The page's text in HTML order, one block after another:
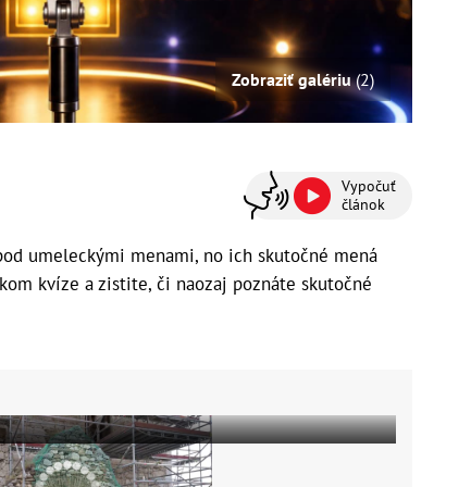
Zobraziť galériu(2)
Vypočuť
článok
umeleckými menami, no ich skutočné mená
kvíze a zistite, či naozaj poznáte skutočné